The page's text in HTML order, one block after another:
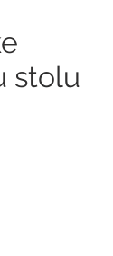
stolu